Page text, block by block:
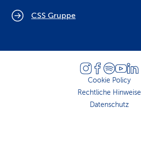
CSS Gruppe
Cookie Policy
Rechtliche Hinweise
Datenschutz